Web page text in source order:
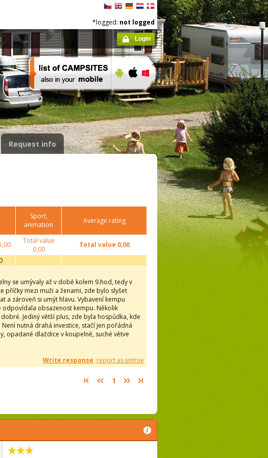
*logged: not logged
Login
Request info
Sport,
animation
Average rating
Total value
0,00
Total value 0,00
se umývaly až v době kolem 9.hod, tedy v
příčky mezi muži a ženami, zde bylo slyšet
a zároveň si umýt hlavu. Vybavení kempu
odpovídala obsazenost kempu. Několik
Jediný větší plus, zde byla hospůdka, kde
nutná drahá investice, stačí jen pořádná
opadané dlaždice v koupelně, suché větve
Write response report as untrue
1